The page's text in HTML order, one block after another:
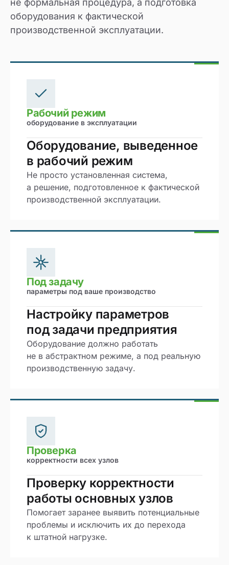
оборудования к фактической
производственной эксплуатации.
Рабочий режим
оборудование в эксплуатации
Оборудование, выведенное
в рабочий режим
Не просто установленная система,
а решение, подготовленное к фактической
производственной эксплуатации.
Под задачу
параметры под ваше производство
Настройку параметров
под задачи предприятия
Оборудование должно работать
не в абстрактном режиме, а под реальную
производственную задачу.
Проверка
корректности всех узлов
Проверку корректности
работы основных узлов
Помогает заранее выявить потенциальные
проблемы и исключить их до перехода
к штатной нагрузке.